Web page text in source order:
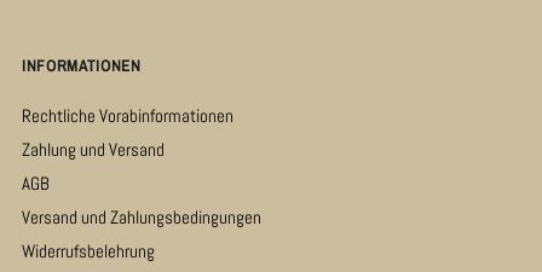
INFORMATIONEN
Rechtliche Vorabinformationen
Zahlung und Versand
AGB
Versand und Zahlungsbedingungen
Widerrufsbelehrung